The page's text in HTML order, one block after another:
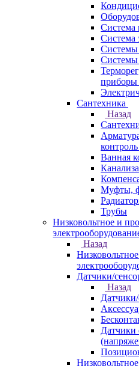
Система
Система
Системы
Системы
приборы
Сантехника
Назад
Ванная
Муфты,
Трубы
Низковольтное и
Назад
Датчики/
Назад
Датчики